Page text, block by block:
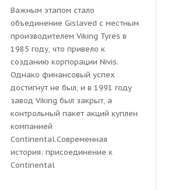
Важным этапом стало
объединение Gislaved с местным
производителем Viking Tyres в
1985 году, что привело к
созданию корпорации Nivis.
Однако финансовый успех
достигнут не был, и в 1991 году
завод Viking был закрыт, а
контрольный пакет акций куплен
компанией
Continental.Современная
история: присоединение к
Continental